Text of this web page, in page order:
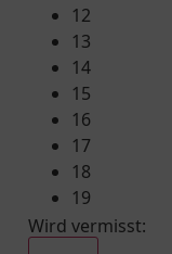
12
13
14
15
16
17
18
19
Wird vermisst: